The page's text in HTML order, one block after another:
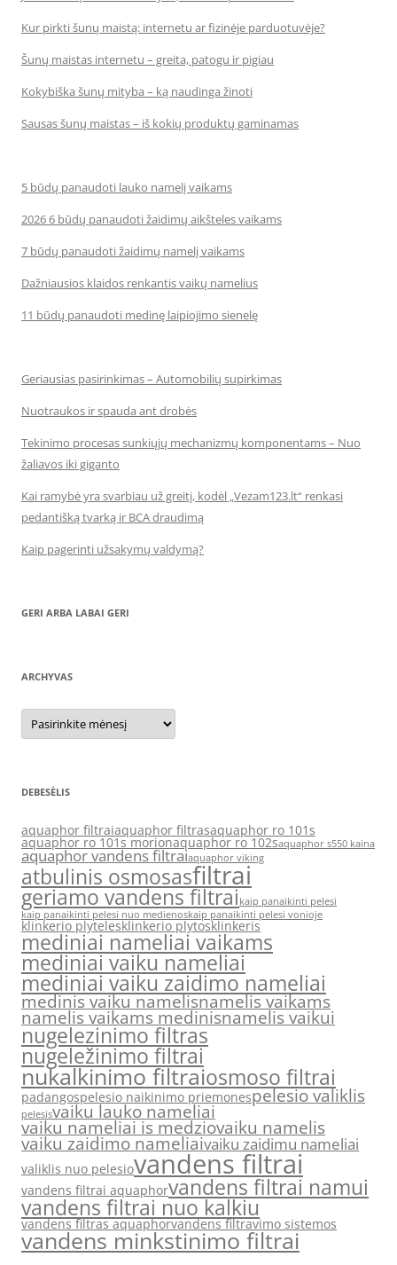
Kur pirkti šunų maistą: internetu ar fizinėje parduotuvėje?
Šunų maistas internetu – greita, patogu ir pigiau
Kokybiška šunų mityba – ką naudinga žinoti
Sausas šunų maistas – iš kokių produktų gaminamas
5 būdų panaudoti lauko namelį vaikams
2026 6 būdų panaudoti žaidimų aikšteles vaikams
7 būdų panaudoti žaidimų namelį vaikams
Dažniausios klaidos renkantis vaikų namelius
11 būdų panaudoti medinę laipiojimo sienelę
Geriausias pasirinkimas – Automobilių supirkimas
Nuotraukos ir spauda ant drobės
Tekinimo procesas sunkiųjų mechanizmų komponentams – Nuo
žaliavos iki giganto
Kai ramybė yra svarbiau už greitį, kodėl „Vezam123.lt“ renkasi
pedantišką tvarką ir BCA draudimą
Kaip pagerinti užsakymų valdymą?
GERI ARBA LABAI GERI
ARCHYVAS
Archyvas
DEBESĖLIS
aquaphor filtraiaquaphor filtrasaquaphor ro 101s
aquaphor ro 101s morionaquaphor ro 102saquaphor s550 kaina
aquaphor vandens filtraiaquaphor viking
atbulinis osmosasfiltrai
geriamo vandens filtraikaip panaikinti pelesi
kaip panaikinti pelesi nuo medienoskaip panaikinti pelesi vonioje
klinkerio plytelesklinkerio plytosklinkeris
mediniai nameliai vaikams
mediniai vaiku nameliai
mediniai vaiku zaidimo nameliai
medinis vaiku namelisnamelis vaikams
namelis vaikams medinisnamelis vaikui
nugelezinimo filtras
nugeležinimo filtrai
nukalkinimo filtraiosmoso filtrai
padangospelesio naikinimo priemonespelesio valiklis
pelesisvaiku lauko nameliai
vaiku nameliai is medziovaiku namelis
vaiku zaidimo nameliaivaiku zaidimu nameliai
valiklis nuo pelesiovandens filtrai
vandens filtrai aquaphorvandens filtrai namui
vandens filtrai nuo kalkiu
vandens filtras aquaphorvandens filtravimo sistemos
vandens minkstinimo filtrai